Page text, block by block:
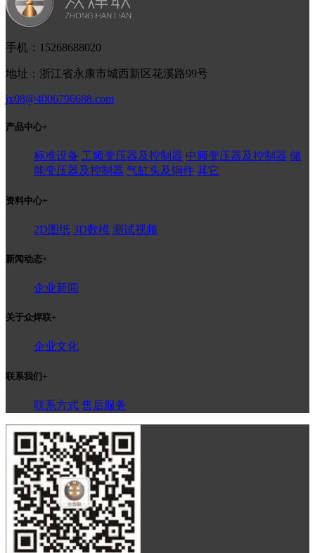
手机：15268688020
地址：浙江省永康市城西新区花溪路99号
jx08@4006796688.com
产品中心+
标准设备 工频变压器及控制器 中频变压器及控制器 储
能变压器及控制器 气缸头及铜件 其它
资料中心+
2D图纸 3D数模 测试视频
新闻动态+
企业新闻
关于众焊联+
企业文化
联系我们+
联系方式 售后服务